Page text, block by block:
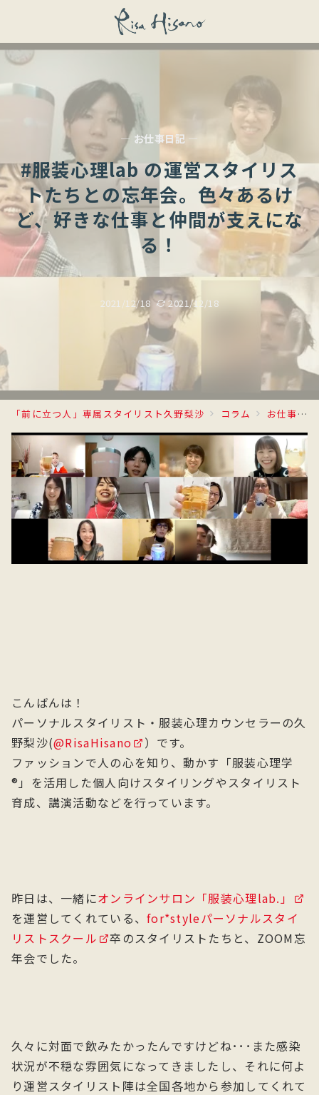
— お仕事日記 —
#服装心理lab の運営スタイリス
トたちとの忘年会。色々あるけ
ど、好きな仕事と仲間が支えにな
る！
2021/12/18 2021/12/18
「前に立つ人」専属スタイリスト久野梨沙 コラム お仕事日記
こんばんは！
パーソナルスタイリスト・服装心理カウンセラーの久
野梨沙(@RisaHisano
）です。
ファッションで人の心を知り、動かす「服装心理学
®」を活用した個人向けスタイリングやスタイリスト
育成、講演活動などを行っています。
昨日は、一緒にオンラインサロン「服装心理lab.」
を運営してくれている、for*styleパーソナルスタイ
リストスクール
卒のスタイリストたちと、ZOOM忘
年会でした。
久々に対面で飲みたかったんですけどね･･･また感染
状況が不穏な雰囲気になってきましたし、それに何よ
り運営スタイリスト陣は全国各地から参加してくれて